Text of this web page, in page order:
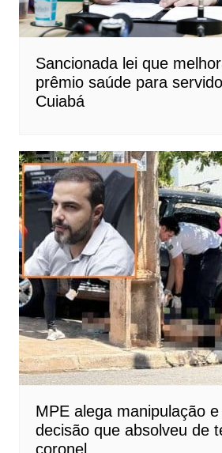
Sancionada lei que
prêmio saúde para
Cuiabá
MPE alega manipulação
decisão que absolveu de
coronel